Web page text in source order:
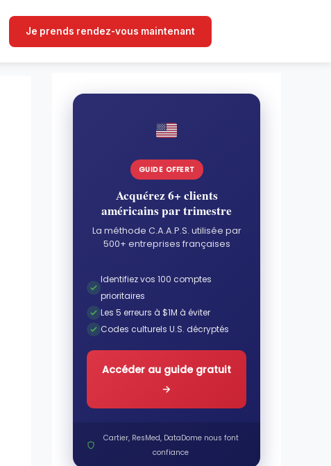
Je prends rendez-vous maintenant
GUIDE OFFERT
Acquérez 6+ clients
américains par trimestre
La méthode C.A.A.P.S. utilisée par
500+ entreprises françaises
Identifiez vos 100 comptes
prioritaires
Les 5 erreurs à $1M à éviter
Codes culturels U.S. décryptés
Accéder au guide gratuit
→
Cartier, ResMed, DataDome nous font
confiance